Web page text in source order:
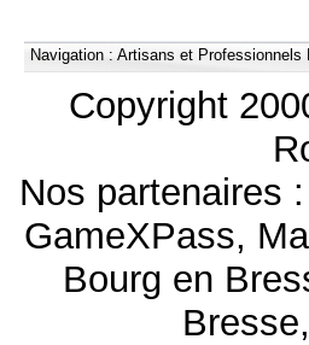
Navigation : Artisans et Professionnels
Copyright
Nos partenaires :
GameXPass,
Bourg en
Bresse,